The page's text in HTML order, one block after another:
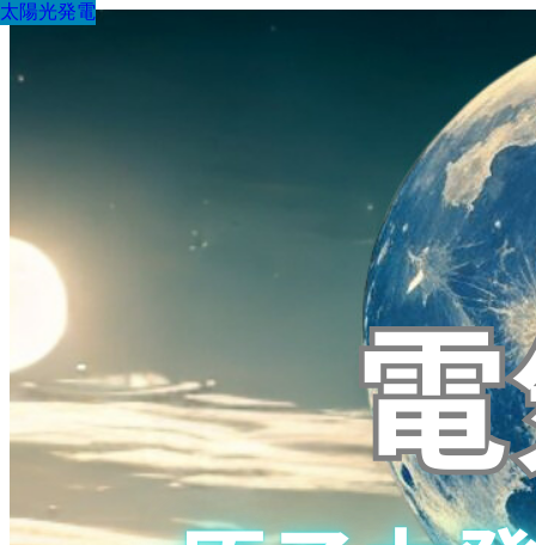
太陽光発電
太陽光発電
太陽光発電
太陽光発電
太陽光発電
太陽光発電
太陽光発電
太陽光発電
太陽光発電